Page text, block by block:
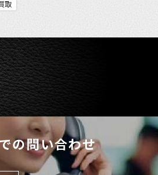
取
の問い合わせ